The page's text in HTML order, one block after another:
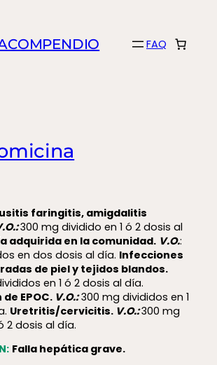
FAQ
faringitis, amigdalitis
300 mg dividido en 1 ó 2 dosis al
adquirida en la comunidad. V.O.:
en dos dosis al día. Infecciones
de piel y tejidos blandos.
en 1 ó 2 dosis al día.
EPOC. V.O.:300 mg divididos en 1
Uretritis/cervicitis. V.O.:300 mg
2 dosis al día.
Falla hepática grave.